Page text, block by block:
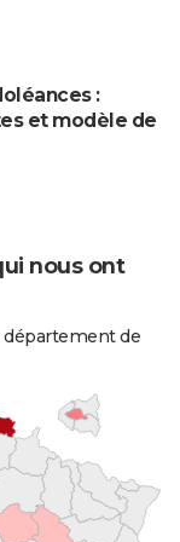
:
et modèle de
nous ont
département de